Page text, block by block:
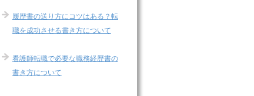
履歴書の送り方にコツはある？転
職を成功させる書き方について
看護師転職で必要な職務経歴書の
書き方について